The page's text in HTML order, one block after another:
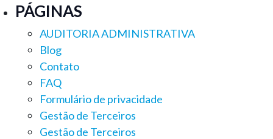
PÁGINAS
AUDITORIA ADMINISTRATIVA
Blog
Contato
FAQ
Formulário de privacidade
Gestão de Terceiros
Gestão de Terceiros